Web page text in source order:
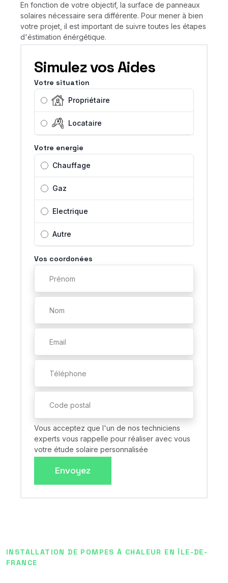
En fonction de votre objectif, la surface de panneaux
solaires nécessaire sera différente. Pour mener à bien
votre projet, il est important de suivre toutes les étapes
d'éstimation énérgétique.
Simulez vos Aides
Votre situation
Propriétaire
Locataire
Votre energie
Chauffage
Gaz
Electrique
Autre
Vos coordonées
Vous acceptez que l'un de nos techniciens
experts vous rappelle pour réaliser avec vous
votre étude solaire personnalisée
Envoyez
INSTALLATION DE POMPES À CHALEUR EN ÎLE-DE-
FRANCE